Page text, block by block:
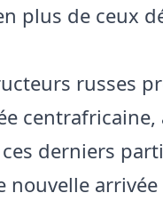
plus de ceux
russes
derniers
nouvelle